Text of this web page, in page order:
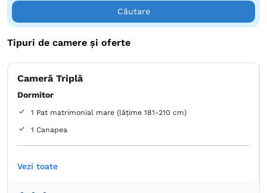
Căutare
Tipuri de camere și oferte
Cameră Triplă
Dormitor
1 Pat matrimonial mare (lățime 181-210 cm)
1 Canapea
Vezi toate